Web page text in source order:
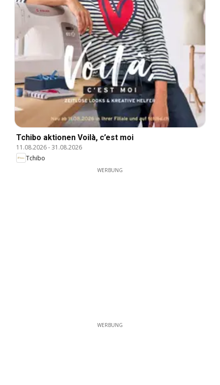
Tchibo aktionen Voilà, c’est moi
11.08.2026-31.08.2026
Tchibo
WERBUNG
WERBUNG